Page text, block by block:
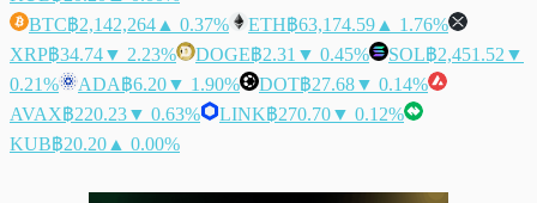
BTC฿2,142,264 ▲ 0.37% ETH฿63,174.59 ▲ 1.76%
XRP฿34.74▼ 2.23% DOGE฿2.31 ▼ 0.45% SOL฿2,451.52 ▼
0.21%
ADA฿6.20▼ 1.90% DOT฿27.68▼ 0.14%
AVAX฿220.23▼ 0.63% LINK฿270.70▼ 0.12%
KUB฿20.20 ▲ 0.00%